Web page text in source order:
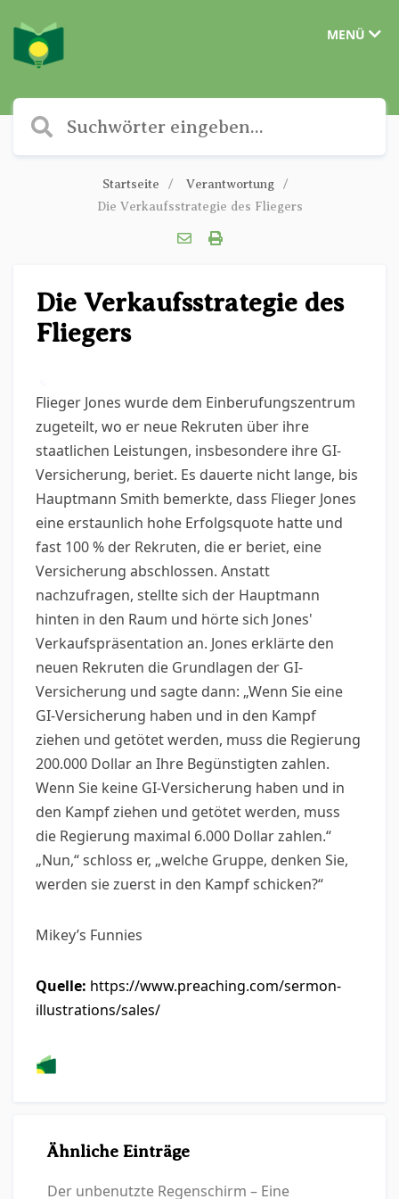
MENÜ
Startseite
Verantwortung
Die Verkaufsstrategie des Fliegers
Die Verkaufsstrategie des
Fliegers
Flieger Jones wurde dem Einberufungszentrum
zugeteilt, wo er neue Rekruten über ihre
staatlichen Leistungen, insbesondere ihre GI-
Versicherung, beriet. Es dauerte nicht lange, bis
Hauptmann Smith bemerkte, dass Flieger Jones
eine erstaunlich hohe Erfolgsquote hatte und
fast 100 % der Rekruten, die er beriet, eine
Versicherung abschlossen. Anstatt
nachzufragen, stellte sich der Hauptmann
hinten in den Raum und hörte sich Jones'
Verkaufspräsentation an. Jones erklärte den
neuen Rekruten die Grundlagen der GI-
Versicherung und sagte dann: „Wenn Sie eine
GI-Versicherung haben und in den Kampf
ziehen und getötet werden, muss die Regierung
200.000 Dollar an Ihre Begünstigten zahlen.
Wenn Sie keine GI-Versicherung haben und in
den Kampf ziehen und getötet werden, muss
die Regierung maximal 6.000 Dollar zahlen.“
„Nun,“ schloss er, „welche Gruppe, denken Sie,
werden sie zuerst in den Kampf schicken?“
Mikey’s Funnies
Quelle: https://www.preaching.com/sermon-
illustrations/sales/
Ähnliche Einträge
Der unbenutzte Regenschirm – Eine